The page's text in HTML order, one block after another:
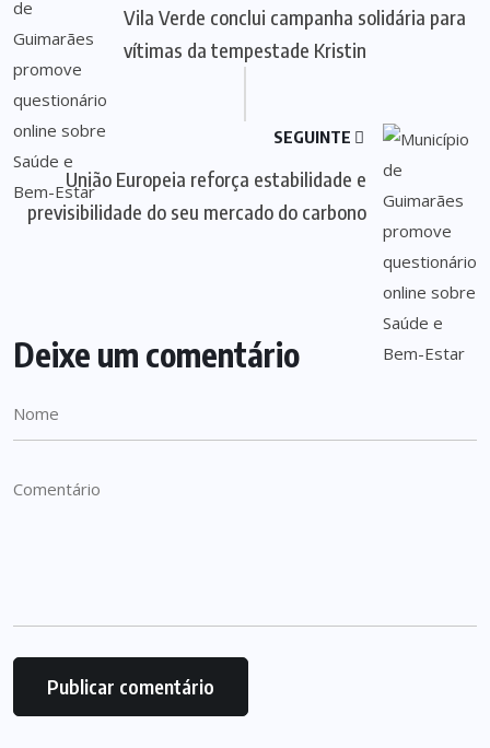
Vila Verde conclui campanha solidária para
vítimas da tempestade Kristin
SEGUINTE
União Europeia reforça estabilidade e
previsibilidade do seu mercado do carbono
Deixe um comentário